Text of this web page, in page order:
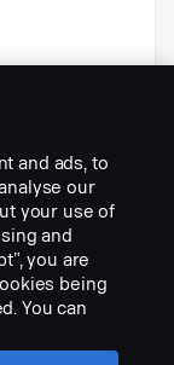
and ads, to
our
your use of
and
you are
being
You can
you’d like to